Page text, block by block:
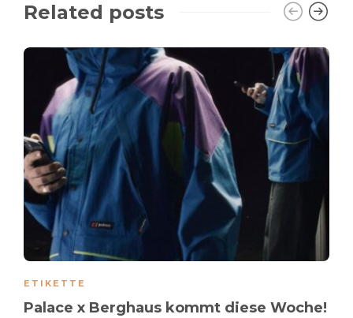
Related posts
ETIKETTE
Palace x Berghaus kommt diese Woche!